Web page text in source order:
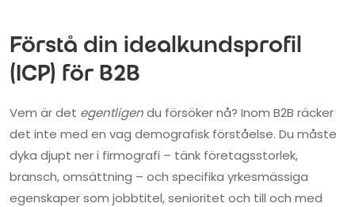
Förstå din idealkundsprofil
(ICP) för B2B
Vem är det egentligendu försöker nå? Inom B2B räcker
det inte med en vag demografisk förståelse. Du måste
dyka djupt ner i firmografi – tänk företagsstorlek,
bransch, omsättning – och specifika yrkesmässiga
egenskaper som jobbtitel, senioritet och till och med